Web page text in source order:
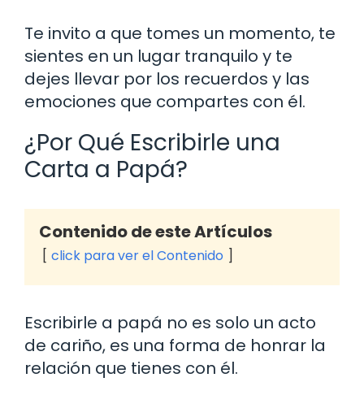
Te invito a que tomes un momento, te
sientes en un lugar tranquilo y te
dejes llevar por los recuerdos y las
emociones que compartes con él.
¿Por Qué Escribirle una
Carta a Papá?
Contenido de este Artículos
click para ver el Contenido
Escribirle a papá no es solo un acto
de cariño, es una forma de honrar la
relación que tienes con él.